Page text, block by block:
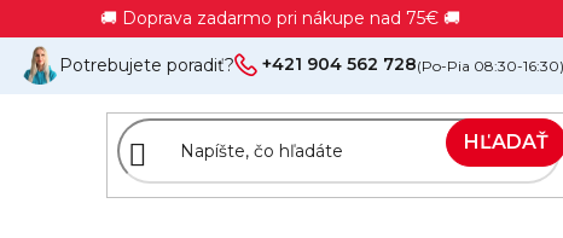
🚚 Doprava zadarmo pri nákupe nad 75€ 🚚
Potrebujete poradiť? +421 904 562 728(Po-Pia 08:30-16:30)
HĽADAŤ